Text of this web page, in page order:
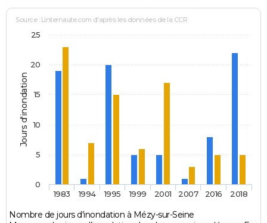
Jours d'inondation
Source : Linternaute.com d'après les données de la CCR
Nombre de jours d'inondation à Mézy-sur-Seine
1983 1994 1995 1999 2001 2007 2016 2018
0
5
10
15
20
25